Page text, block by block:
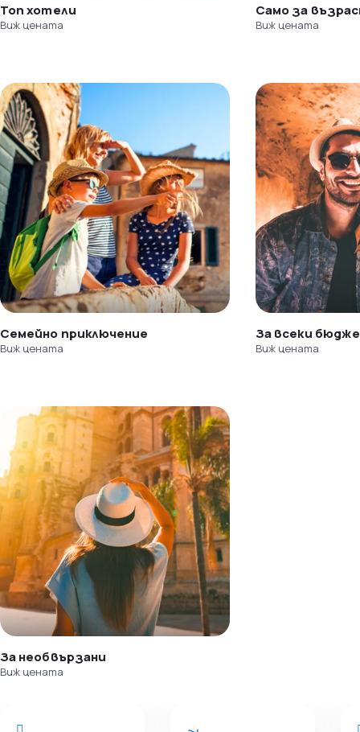
Топ хотели
Виж цената
Само за
Виж цената
Семейно приключение
Виж цената
За всеки
Виж цената
За необвързани
Виж цената